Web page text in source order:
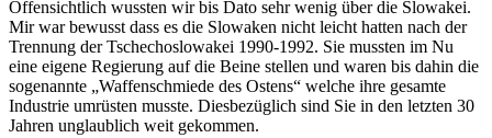
Offensichtlich wussten wir bis Dato sehr wenig über die Slowakei.
Mir war bewusst dass es die Slowaken nicht leicht hatten nach der
Trennung der Tschechoslowakei 1990-1992. Sie mussten im Nu
eine eigene Regierung auf die Beine stellen und waren bis dahin die
sogenannte „Waffenschmiede des Ostens“ welche ihre gesamte
Industrie umrüsten musste. Diesbezüglich sind Sie in den letzten 30
Jahren unglaublich weit gekommen.